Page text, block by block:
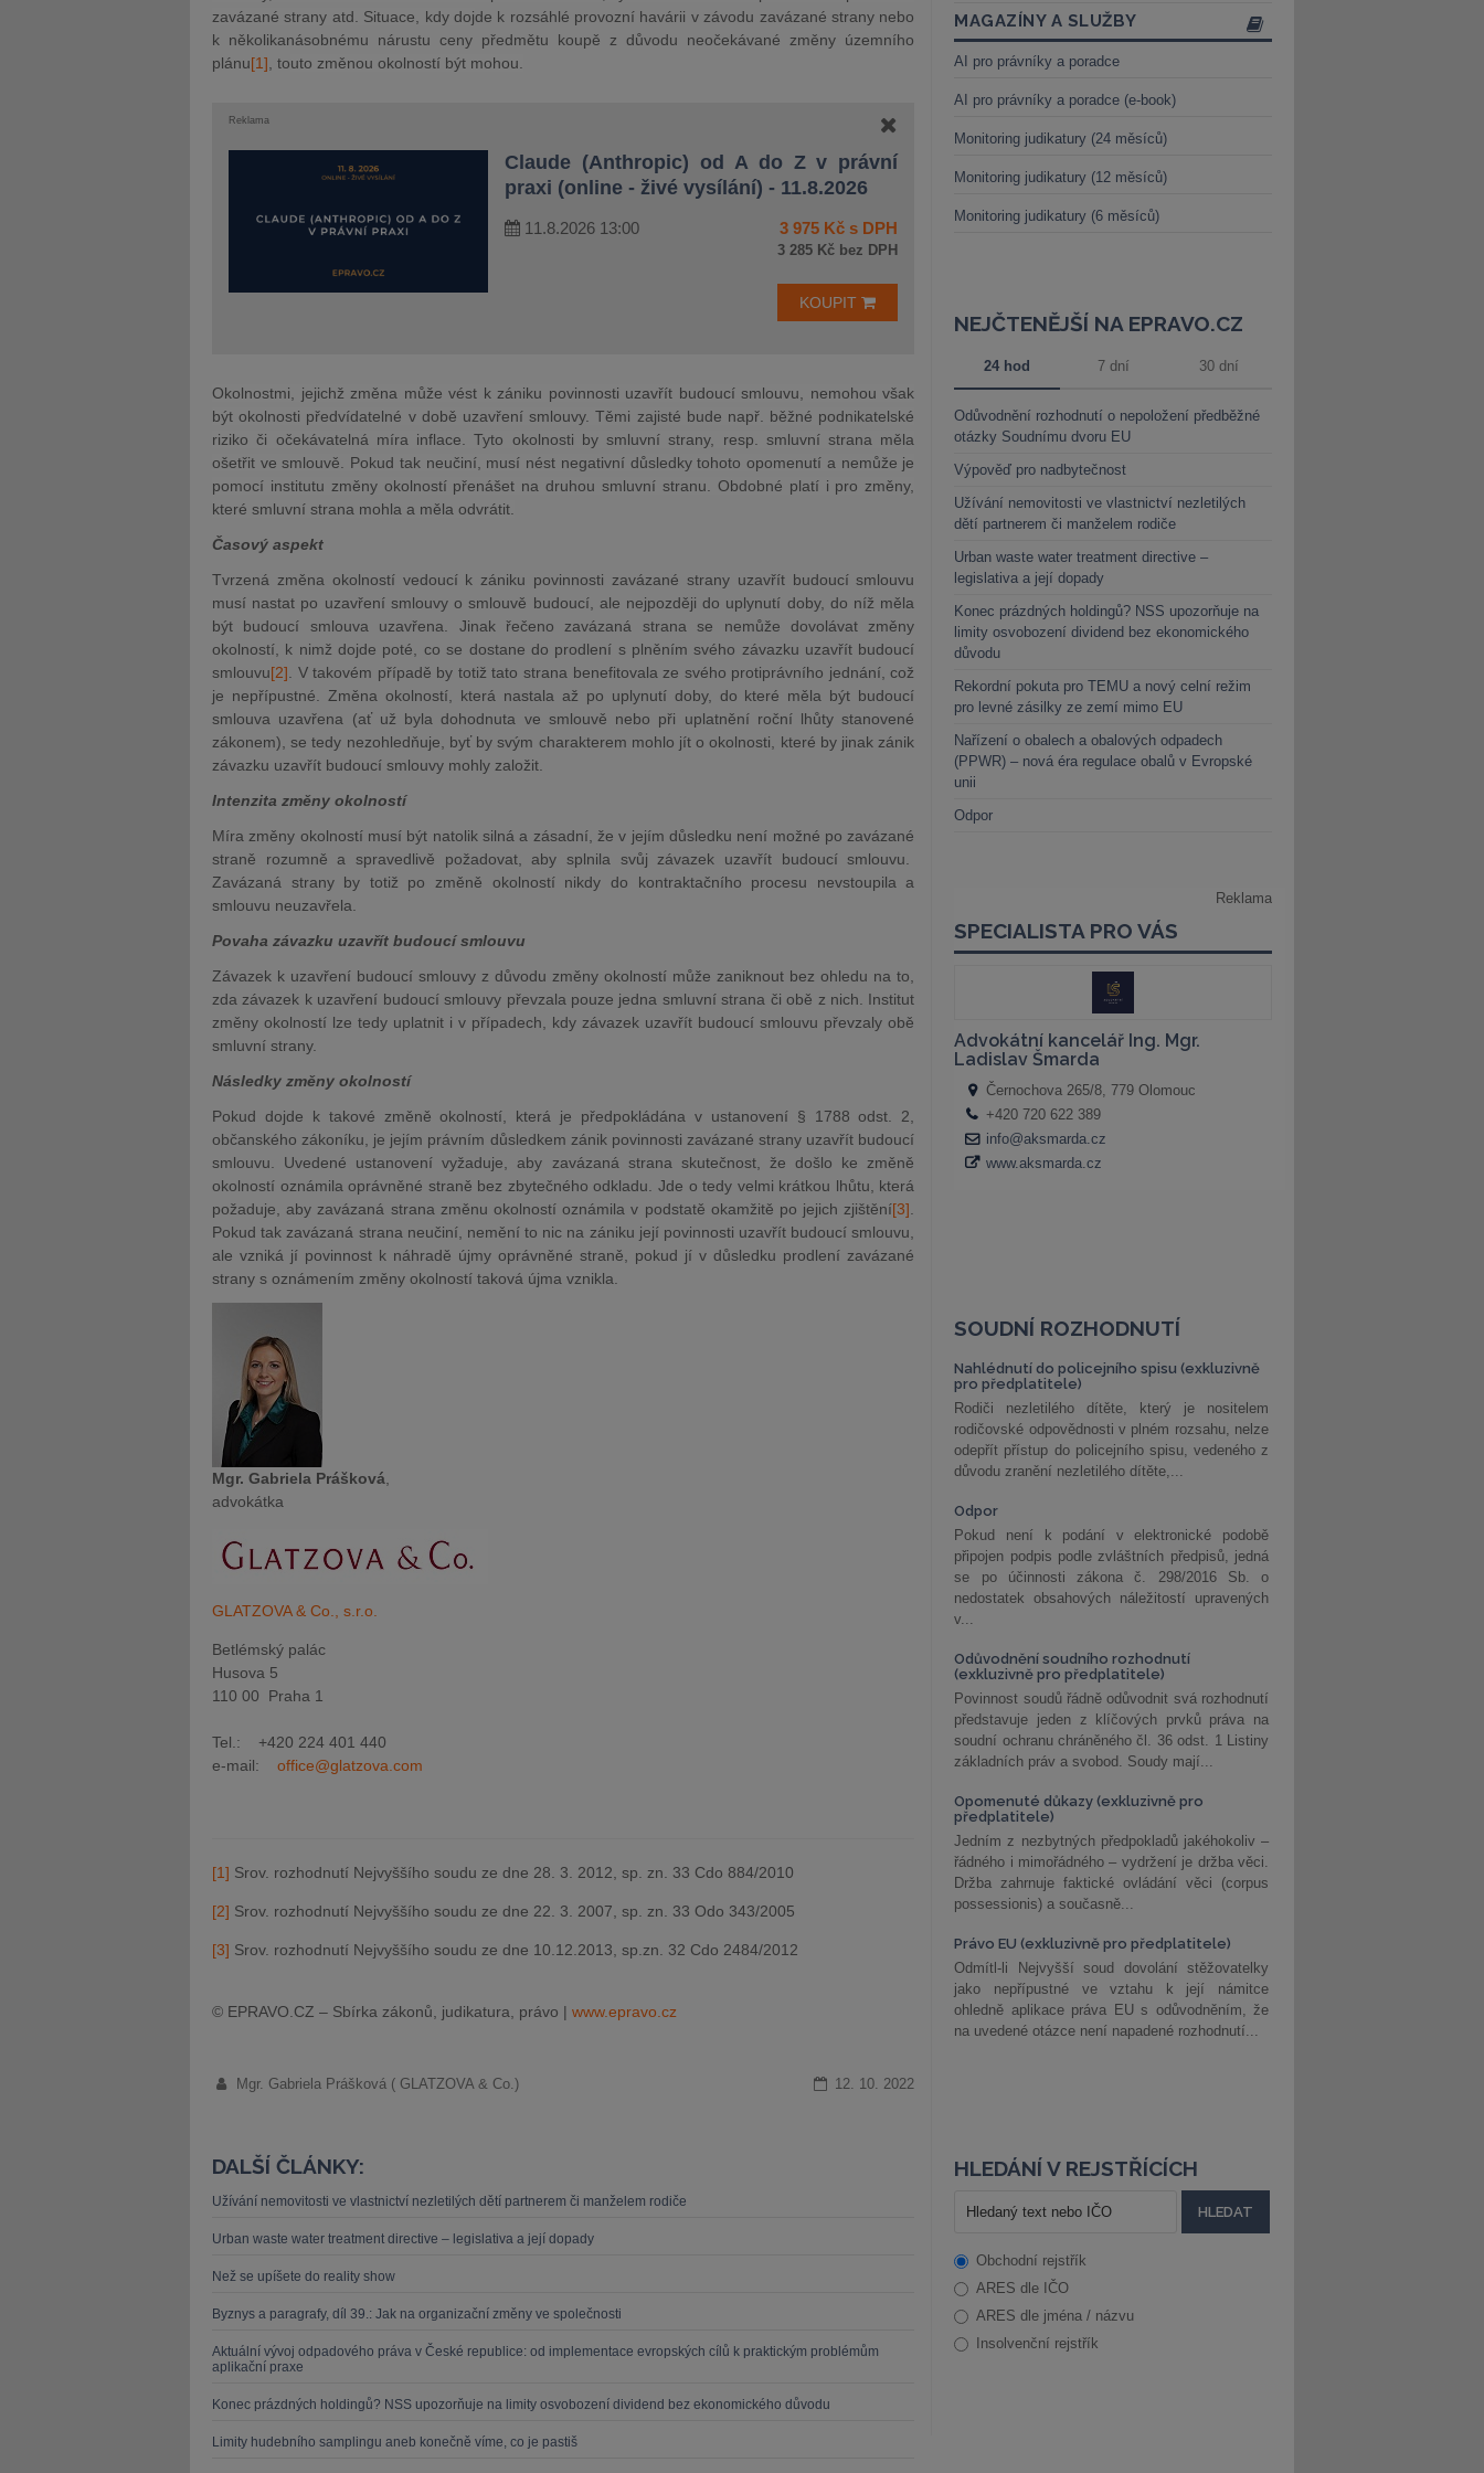
zavázané strany atd. Situace, kdy dojde k rozsáhlé provozní havárii v závodu zavázané strany nebo
k několikanásobnému nárustu ceny předmětu koupě z důvodu neočekávané změny územního
plánu[1] , touto změnou okolností být mohou.
Reklama
Claude (Anthropic) od A do Z v právní
praxi (online - živé vysílání) - 11.8.2026
11.8.2026 13:00 3 975 Kč s DPH
3 285 Kč bez DPH
KOUPIT
Okolnostmi, jejichž změna může vést k zániku povinnosti uzavřít budoucí smlouvu, nemohou však
být okolnosti předvídatelné v době uzavření smlouvy. Těmi zajisté bude např. běžné podnikatelské
riziko či očekávatelná míra inflace. Tyto okolnosti by smluvní strany, resp. smluvní strana měla
ošetřit ve smlouvě. Pokud tak neučiní, musí nést negativní důsledky tohoto opomenutí a nemůže je
pomocí institutu změny okolností přenášet na druhou smluvní stranu. Obdobné platí i pro změny,
které smluvní strana mohla a měla odvrátit.
Časový aspekt
Tvrzená změna okolností vedoucí k zániku povinnosti zavázané strany uzavřít budoucí smlouvu
musí nastat po uzavření smlouvy o smlouvě budoucí, ale nejpozději do uplynutí doby, do níž měla
být budoucí smlouva uzavřena. Jinak řečeno zavázaná strana se nemůže dovolávat změny
okolností, k nimž dojde poté, co se dostane do prodlení s plněním svého závazku uzavřít budoucí
smlouvu[2] . V takovém případě by totiž tato strana benefitovala ze svého protiprávního jednání, což
je nepřípustné. Změna okolností, která nastala až po uplynutí doby, do které měla být budoucí
smlouva uzavřena (ať už byla dohodnuta ve smlouvě nebo při uplatnění roční lhůty stanovené
zákonem), se tedy nezohledňuje, byť by svým charakterem mohlo jít o okolnosti, které by jinak zánik
závazku uzavřít budoucí smlouvy mohly založit.
Intenzita změny okolností
Míra změny okolností musí být natolik silná a zásadní, že v jejím důsledku není možné po zavázané
straně rozumně a spravedlivě požadovat, aby splnila svůj závazek uzavřít budoucí smlouvu.
Zavázaná strany by totiž po změně okolností nikdy do kontraktačního procesu nevstoupila a
smlouvu neuzavřela.
Povaha závazku uzavřít budoucí smlouvu
Závazek k uzavření budoucí smlouvy z důvodu změny okolností může zaniknout bez ohledu na to,
zda závazek k uzavření budoucí smlouvy převzala pouze jedna smluvní strana či obě z nich. Institut
změny okolností lze tedy uplatnit i v případech, kdy závazek uzavřít budoucí smlouvu převzaly obě
smluvní strany.
Následky změny okolností
Pokud dojde k takové změně okolností, která je předpokládána v ustanovení § 1788 odst. 2,
občanského zákoníku, je jejím právním důsledkem zánik povinnosti zavázané strany uzavřít budoucí
smlouvu. Uvedené ustanovení vyžaduje, aby zavázaná strana skutečnost, že došlo ke změně
okolností oznámila oprávněné straně bez zbytečného odkladu. Jde o tedy velmi krátkou lhůtu, která
požaduje, aby zavázaná strana změnu okolností oznámila v podstatě okamžitě po jejich zjištění[3]
Pokud tak zavázaná strana neučiní, nemění to nic na zániku její povinnosti uzavřít budoucí smlouvu,
ale vzniká jí povinnost k náhradě újmy oprávněné straně, pokud jí v důsledku prodlení zavázané
strany s oznámením změny okolností taková újma vznikla.
Mgr. Gabriela Prášková
advokátka
GLATZOVA & Co., s.r.o.
Betlémský palác
Husova 5
110 00 Praha 1
Tel.: +420 224 401 440
e-mail: office@glatzova.com
[1] Srov. rozhodnutí Nejvyššího soudu ze dne 28. 3. 2012, sp. zn. 33 Cdo 884/2010
[2] Srov. rozhodnutí Nejvyššího soudu ze dne 22. 3. 2007, sp. zn. 33 Odo 343/2005
[3] Srov. rozhodnutí Nejvyššího soudu ze dne 10.12.2013, sp.zn. 32 Cdo 2484/2012
© EPRAVO.CZ – Sbírka zákonů, judikatura, právo | www.epravo.cz
Mgr. Gabriela Prášková ( GLATZOVA & Co.) 12. 10. 2022
DALŠÍ ČLÁNKY:
Užívání nemovitosti ve vlastnictví nezletilých dětí partnerem či manželem rodiče
Urban waste water treatment directive – legislativa a její dopady
Než se upíšete do reality show
Byznys a paragrafy, díl 39.: Jak na organizační změny ve společnosti
Aktuální vývoj odpadového práva v České republice: od implementace evropských cílů k praktickým problémům
aplikační praxe
Konec prázdných holdingů? NSS upozorňuje na limity osvobození dividend bez ekonomického důvodu
Limity hudebního samplingu aneb konečně víme, co je pastiš
MAGAZÍNY A SLUŽBY
AI pro právníky a poradce
AI pro právníky a poradce (e-book)
Monitoring judikatury (24 měsíců)
Monitoring judikatury (12 měsíců)
Monitoring judikatury (6 měsíců)
NEJČTENĚJŠÍ NA EPRAVO.CZ
24 hod 7 dní 30 dní
Odůvodnění rozhodnutí o nepoložení předběžné
otázky Soudnímu dvoru EU
Výpověď pro nadbytečnost
Užívání nemovitosti ve vlastnictví nezletilých
dětí partnerem či manželem rodiče
Urban waste water treatment directive –
legislativa a její dopady
Konec prázdných holdingů? NSS upozorňuje na
limity osvobození dividend bez ekonomického
důvodu
Rekordní pokuta pro TEMU a nový celní režim
pro levné zásilky ze zemí mimo EU
Nařízení o obalech a obalových odpadech
(PPWR) – nová éra regulace obalů v Evropské
unii
Odpor
SOUDNÍ ROZHODNUTÍ
Nahlédnutí do policejního spisu (exkluzivně
pro předplatitele)
Rodiči nezletilého dítěte, který je nositelem
rodičovské odpovědnosti v plném rozsahu, nelze
odepřít přístup do policejního spisu, vedeného z
důvodu zranění nezletilého dítěte,...
Odpor
Pokud není k podání v elektronické podobě
připojen podpis podle zvláštních předpisů, jedná
se po účinnosti zákona č. 298/2016 Sb. o
nedostatek obsahových náležitostí upravených
v...
Odůvodnění soudního rozhodnutí
(exkluzivně pro předplatitele)
Povinnost soudů řádně odůvodnit svá rozhodnutí
představuje jeden z klíčových prvků práva na
soudní ochranu chráněného čl. 36 odst. 1 Listiny
základních práv a svobod. Soudy mají...
Opomenuté důkazy (exkluzivně pro
předplatitele)
Jedním z nezbytných předpokladů jakéhokoliv –
řádného i mimořádného – vydržení je držba věci.
Držba zahrnuje faktické ovládání věci (corpus
possessionis) a současně...
Právo EU (exkluzivně pro předplatitele)
Odmítl-li Nejvyšší soud dovolání stěžovatelky
jako nepřípustné ve vztahu k její námitce
ohledně aplikace práva EU s odůvodněním, že
na uvedené otázce není napadené rozhodnutí...
HLEDÁNÍ V REJSTŘÍCÍCH
Obchodní rejstřík
ARES dle IČO
ARES dle jména / názvu
Insolvenční rejstřík